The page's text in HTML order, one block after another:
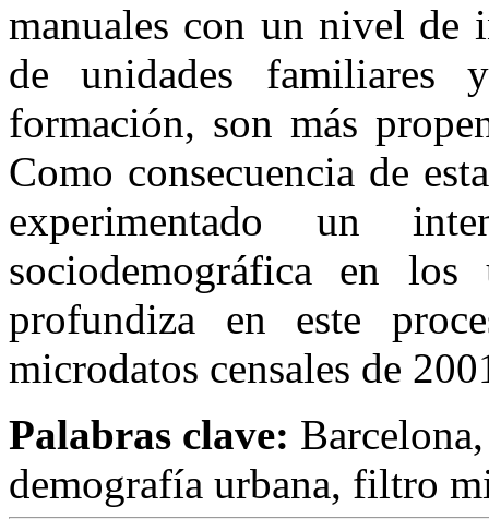
manuales con un nivel de
de unidades familiares
formación, son más
Como consecuencia de
experimentado un
sociodemográfica en
profundiza en este
microdatos censales de
Palabras clave:
demografía urbana, filtro